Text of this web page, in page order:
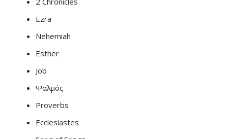
Ezra
Nehemiah
Esther
Job
Ψαλμός
Proverbs
Ecclesiastes